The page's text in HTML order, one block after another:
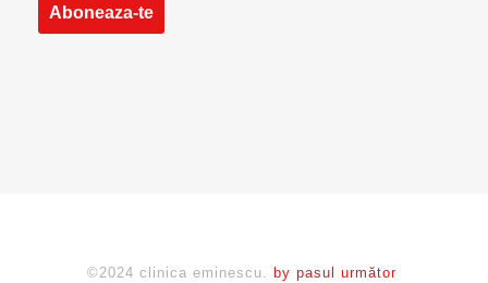
Aboneaza-te
©2024 clinica eminescu. by pasul următor